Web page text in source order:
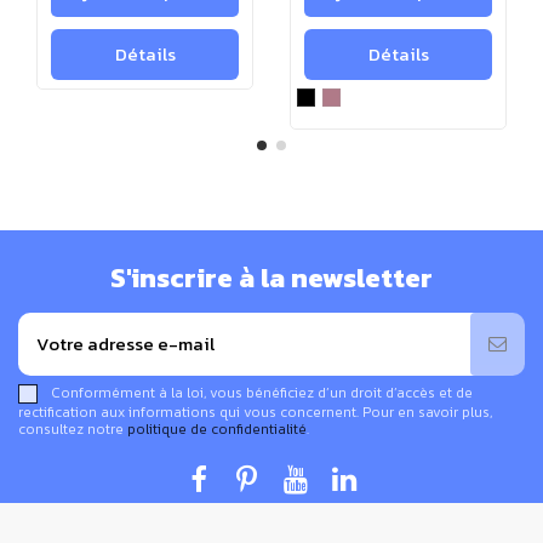
Composition tissu bonnet : 85% polyesther, 15%
Circonférence de la tête : 58-60 cm
Profondeur : 20 cm environ
Détails Détails
S'inscrire à la newsletter
Conformément à la loi, vous bénéficiez d’un droit d’accès et de
rectification aux informations qui vous concernent. Pour en savoir plus,
consultez notre politique de confidentialité.